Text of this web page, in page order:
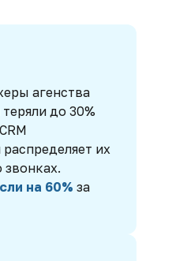
агенства
до 30%
их
звонках.
на 60% за